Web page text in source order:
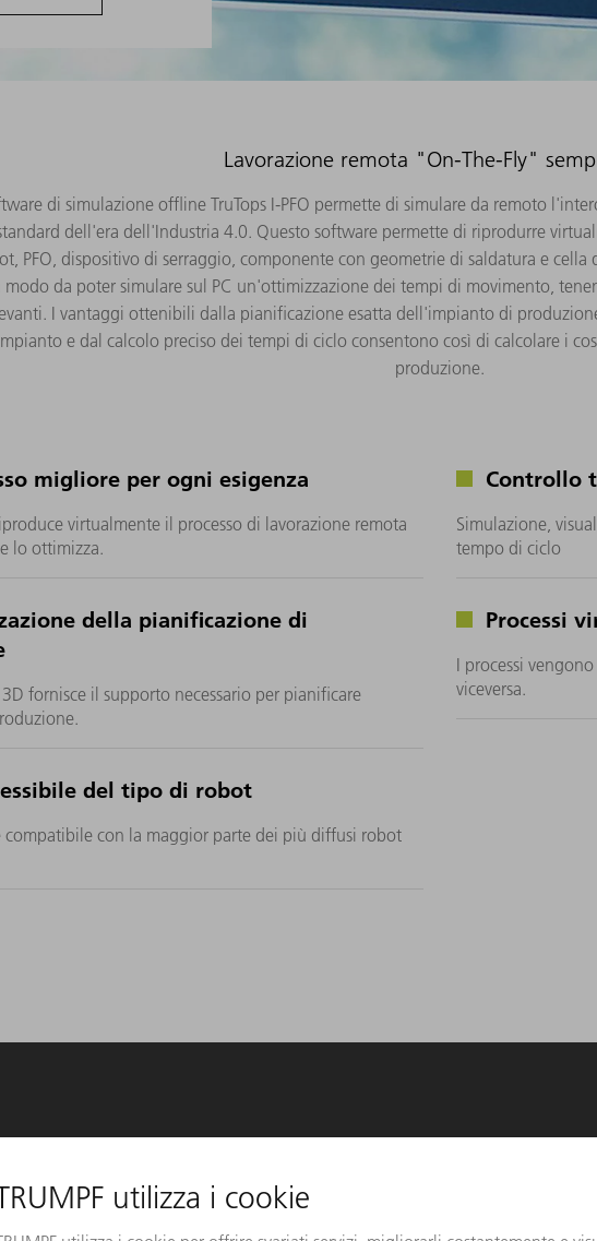
Lavorazione remota "On-The-Fly"
di simulazione offline TruTops I-PFO permette di simulare da remoto
dell'era dell'Industria 4.0. Questo software permette di riprodurre
PFO, dispositivo di serraggio, componente con geometrie di saldatura e
modo da poter simulare sul PC un'ottimizzazione dei tempi di movimento,
I vantaggi ottenibili dalla pianificazione esatta dell'impianto di
e dal calcolo preciso dei tempi di ciclo consentono così di calcolare i
produzione.
migliore per ogni esigenza
virtualmente il processo di lavorazione remota
lo ottimizza.
Controllo
Simulazione,
tempo di ciclo
della pianificazione di
fornisce il supporto necessario per pianificare
Processi
I processi
viceversa.
del tipo di robot
compatibile con la maggior parte dei più diffusi robot